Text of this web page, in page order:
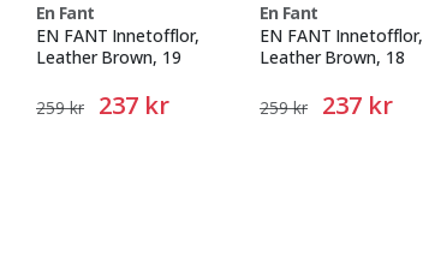
En Fant
EN FANT Innetofflor,
Leather Brown, 19
259 kr 237 kr
En Fant
EN FANT Innetofflor,
Leather Brown, 18
259 kr 237 kr